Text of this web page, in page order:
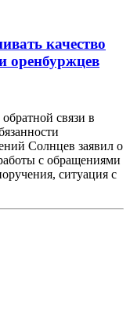
качество
оренбуржцев
связи в
Солнцев заявил о
с обращениями
ситуация с